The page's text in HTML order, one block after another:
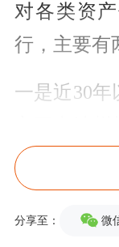
对各类资
行，主要有
一是近30
主要产油
减少超过
气影响，
极寒天气
分享至： 微